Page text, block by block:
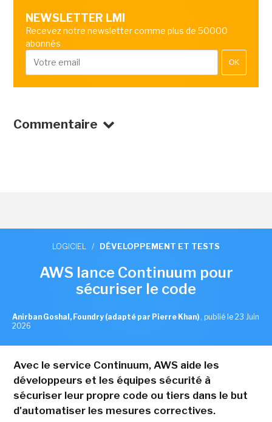
NEWSLETTER LMI
Recevez notre newsletter comme plus de 50000
abonnés
OK
Commentaire
LOGICIEL / DÉVELOPPEMENT ET TESTS
AWS lance Continuum pour
sécuriser le code
Anirban Goshal, Foundry (adapté par Pierre Khan) , publié le 23 Juin
2026
Avec le service Continuum, AWS aide les
développeurs et les équipes sécurité à
sécuriser leur propre code ou tiers dans le but
d'automatiser les mesures correctives.